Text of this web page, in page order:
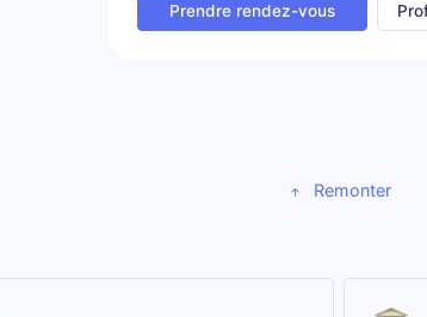
Prendre rendez-vous
Remonter